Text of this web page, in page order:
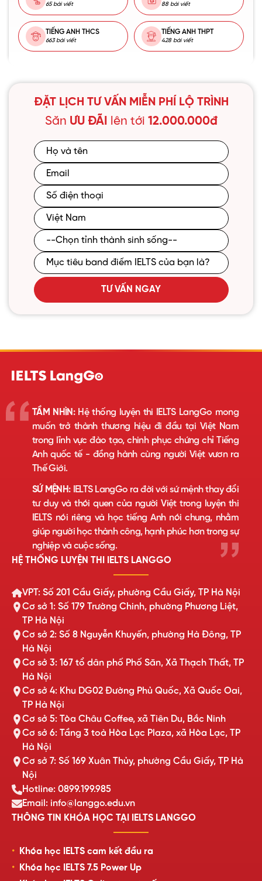
65 bài viết 88 bài viết
TIẾNG ANH THCS
663 bài viết
TIẾNG ANH THPT
428 bài viết
ĐẶT LỊCH TƯ VẤN MIỄN PHÍ LỘ TRÌNH
Săn ƯU ĐÃI lên tới 12.000.000đ
TƯ VẤN NGAY
TẦM NHÌN:Hệ thống luyện thi IELTS LangGo mong
muốn trở thành thương hiệu đi đầu tại Việt Nam
trong lĩnh vực đào tạo, chinh phục chứng chỉ Tiếng
Anh quốc tế - đồng hành cùng người Việt vươn ra
Thế Giới.
SỨ MỆNH:IELTS LangGo ra đời với sứ mệnh thay đổi
tư duy và thói quen của người Việt trong luyện thi
IELTS nói riêng và học tiếng Anh nói chung, nhằm
giúp người học thành công, hạnh phúc hơn trong sự
nghiệp và cuộc sống.
HỆ THỐNG LUYỆN THI IELTS LANGGO
VPT: Số 201 Cầu Giấy, phường Cầu Giấy, TP Hà Nội
Cơ sở 1: Số 179 Trường Chinh, phường Phương Liệt,
TP Hà Nội
Cơ sở 2: Số 8 Nguyễn Khuyến, phường Hà Đông, TP
Hà Nội
Cơ sở 3: 167 tổ dân phố Phố Săn, Xã Thạch Thất, TP
Hà Nội
Cơ sở 4: Khu DG02 Đường Phủ Quốc, Xã Quốc Oai,
TP Hà Nội
Cơ sở 5: Tòa Châu Coffee, xã Tiên Du, Bắc Ninh
Cơ sở 6: Tầng 3 toà Hòa Lạc Plaza, xã Hòa Lạc, TP
Hà Nội
Cơ sở 7: Số 169 Xuân Thủy, phường Cầu Giấy, TP Hà
Nội
Hotline: 0899.199.985
Email: info@langgo.edu.vn
THÔNG TIN KHÓA HỌC TẠI IELTS LANGGO
Khóa học IELTS cam kết đầu ra
Khóa học IELTS 7.5 Power Up